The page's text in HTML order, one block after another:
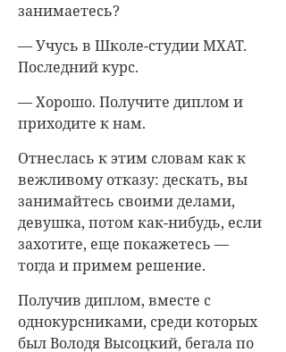
занимаетесь?
— Учусь в Школе-студии МХАТ.
Последний курс.
— Хорошо. Получите диплом и
приходите к нам.
Отнеслась к этим словам как к
вежливому отказу: дескать, вы
занимайтесь своими делами,
девушка, потом как-нибудь, если
захотите, еще покажетесь —
тогда и примем решение.
Получив диплом, вместе с
однокурсниками, среди которых
был Володя Высоцкий, бегала по